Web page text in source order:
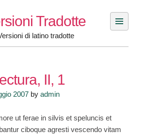
Tradotte
di latino tradotte
II, 1
2007by admin
ut ferae in silvis et speluncis et
ciboque agresti vescendo vitam